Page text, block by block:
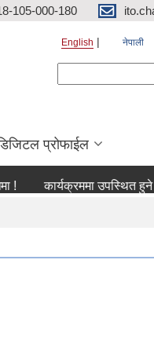
105-000-180
English नेपाली
प्रोफाईल
कार्यक्रममा उपस्थित हुने